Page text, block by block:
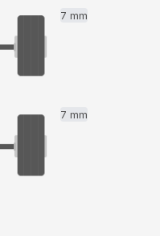
7 mm
7 mm